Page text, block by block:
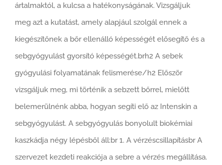
ártalmaktól, a kulcsa a hatékonyságának. Vizsgáljuk
meg azt a kutatást, amely alapjául szolgál ennek a
kiegészítőnek a bőr ellenálló képességét elősegítő és a
sebgyógyulást gyorsító képességét.brh2 A sebek
gyógyulási folyamatának felismerése/h2 Először
vizsgáljuk meg, mi történik a sebzett bőrrel, mielőtt
belemerülnénk abba, hogyan segíti elő az Intenskin a
sebgyógyulást. A sebgyógyulás bonyolult biokémiai
kaszkádja négy lépésből áll:br 1. A vérzéscsillapításbr A
szervezet kezdeti reakciója a sebre a vérzés megállítása.